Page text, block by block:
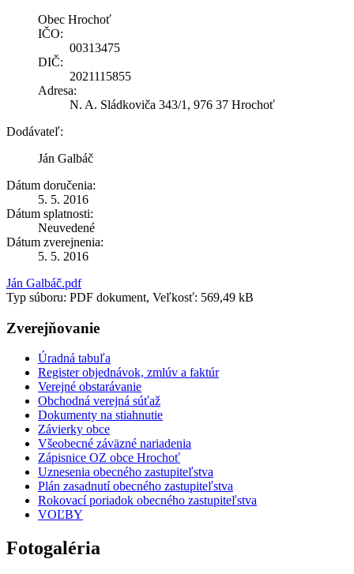
Obec Hrochoť
IČO:
00313475
DIČ:
2021115855
Adresa:
N. A. Sládkoviča 343/1, 976 37 Hrochoť
Dodávateľ:
Ján Galbáč
Dátum doručenia:
5. 5. 2016
Dátum splatnosti:
Neuvedené
Dátum zverejnenia:
5. 5. 2016
Ján Galbáč.pdf
Typ súboru: PDF dokument, Veľkosť: 569,49 kB
Zverejňovanie
Úradná tabuľa
Register objednávok, zmlúv a faktúr
Verejné obstarávanie
Obchodná verejná súťaž
Dokumenty na stiahnutie
Závierky obce
Všeobecné záväzné nariadenia
Zápisnice OZ obce Hrochoť
Uznesenia obecného zastupiteľstva
Plán zasadnutí obecného zastupiteľstva
Rokovací poriadok obecného zastupiteľstva
VOĽBY
Fotogaléria